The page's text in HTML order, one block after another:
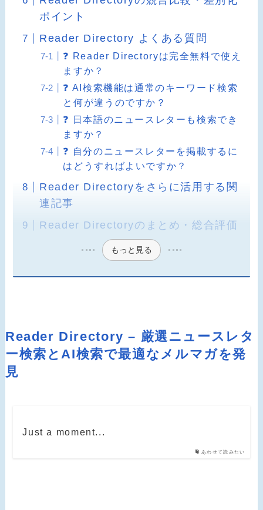
ポイント
Reader Directory よくある質問
❓ Reader Directoryは完全無料で使え
ますか？
❓ AI検索機能は通常のキーワード検索
と何が違うのですか？
❓ 日本語のニュースレターも検索でき
ますか？
❓ 自分のニュースレターを掲載するに
はどうすればよいですか？
Reader Directoryをさらに活用する関
連記事
Reader Directoryのまとめ・総合評価
もっと見る
Reader Directory – 厳選ニュースレタ
ー検索とAI検索で最適なメルマガを発
見
あわせて読みたい
Just a moment...